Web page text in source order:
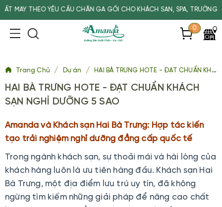
CẦU CHĂN GA GỐI CHO KHÁCH SẠN, SPA, TRƯỜNG HỌC
0
Trang Chủ / Dự án / HAI BÀ TRƯNG HOTE - ĐẠT CHUẨN KHÁCH SẠN NGHỈ DƯỠNG 5 SAO
HAI BÀ TRƯNG HOTE - ĐẠT CHUẨN KHÁCH
SẠN NGHỈ DƯỠNG 5 SAO
Amanda và Khách sạn Hai Bà Trưng: Hợp tác kiến
tạo trải nghiệm nghỉ dưỡng đẳng cấp quốc tế
Trong ngành khách sạn, sự thoải mái và hài lòng của
khách hàng luôn là ưu tiên hàng đầu. Khách sạn Hai
Bà Trưng, một địa điểm lưu trú uy tín, đã không
ngừng tìm kiếm những giải pháp để nâng cao chất